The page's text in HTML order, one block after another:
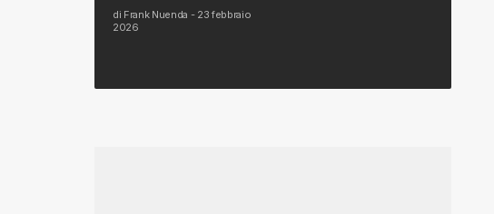
di Frank Nuenda - 23 febbraio
2026